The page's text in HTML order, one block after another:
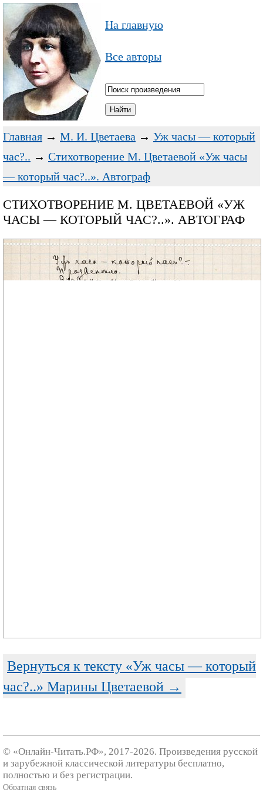
На главную
Все авторы
Главная → М. И. Цветаева → Уж часы — который
час?.. → Стихотворение М. Цветаевой «Уж часы
— который час?..». Автограф
СТИХОТВОРЕНИЕ М. ЦВЕТАЕВОЙ «УЖ
ЧАСЫ — КОТОРЫЙ ЧАС?..». АВТОГРАФ
Вернуться к тексту «Уж часы — который
час?..» Марины Цветаевой →
© «Онлайн-Читать.РФ», 2017-2026. Произведения русской
и зарубежной классической литературы бесплатно,
полностью и без регистрации.
Обратная связь